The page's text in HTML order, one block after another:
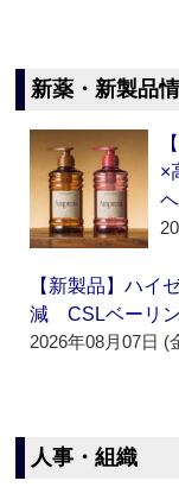
新薬・新製品
×
【新製品】ハイ
減 CSLベーリ
2026年08月07日 (
人事・組織